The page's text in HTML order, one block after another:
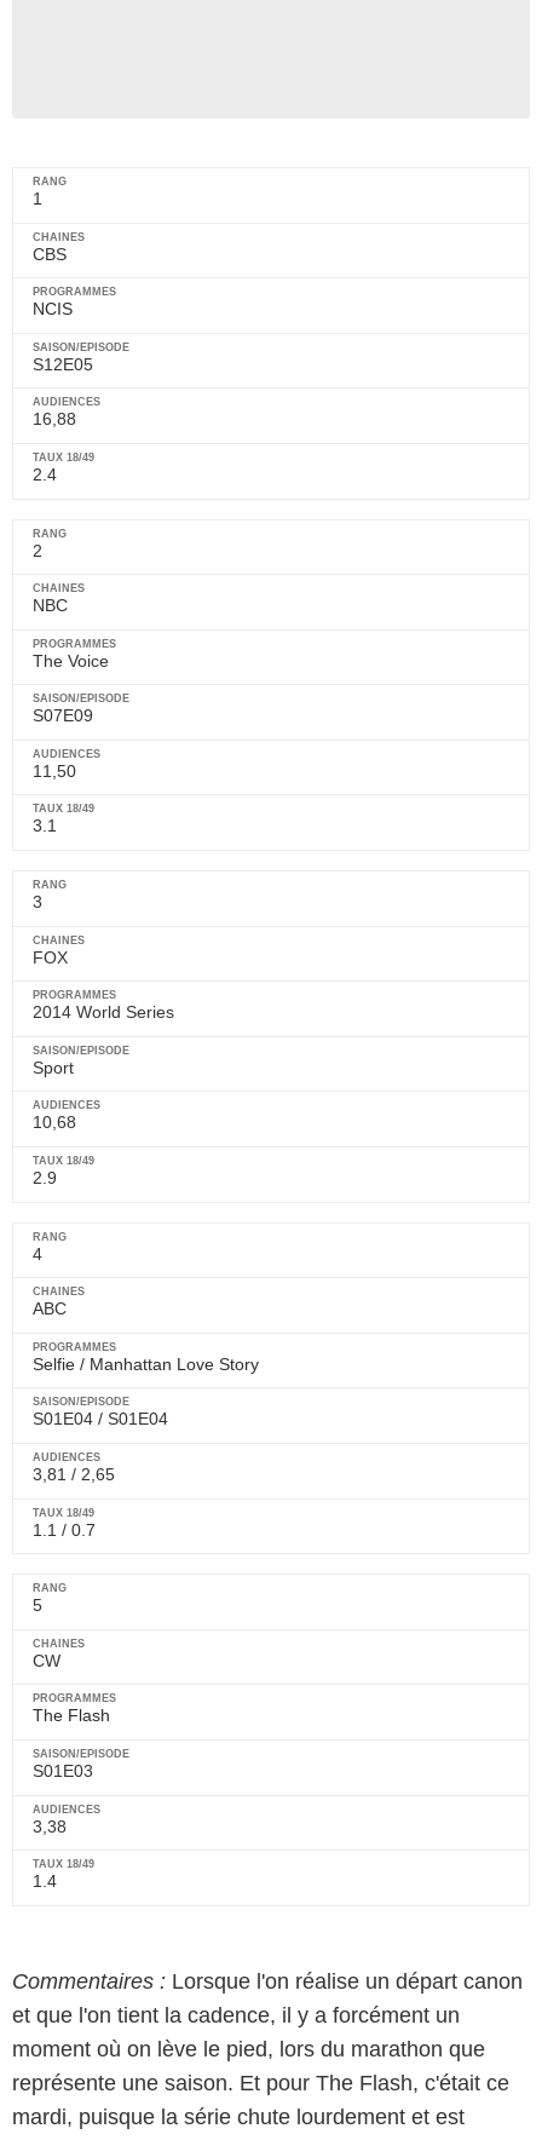
1
CBS
NCIS
S12E05
16,88
2.4
2
NBC
The Voice
S07E09
11,50
3.1
3
FOX
2014 World Series
Sport
10,68
2.9
4
ABC
Selfie / Manhattan Love Story
S01E04 / S01E04
3,81 / 2,65
1.1 / 0.7
5
CW
The Flash
S01E03
3,38
1.4
Commentaires : Lorsque l'on réalise un départ canon
et que l'on tient la cadence, il y a forcément un
moment où on lève le pied, lors du marathon que
représente une saison. Et pour The Flash, c'était ce
mardi, puisque la série chute lourdement et est